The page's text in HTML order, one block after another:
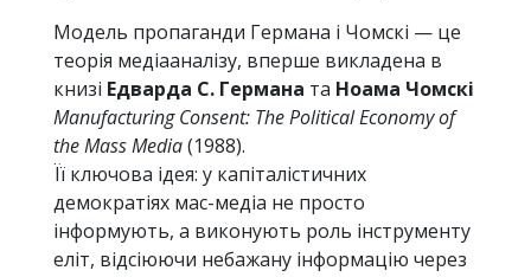
Модель пропаганди Германа і Чомскі — це
теорія медіааналізу, вперше викладена в
книзі Едварда С. Германа та Ноама Чомскі
Manufacturing Consent: The Political Economy of
the Mass Media(1988).
Її ключова ідея: у капіталістичних
демократіях мас-медіа не просто
інформують, а виконують роль інструменту
еліт, відсіюючи небажану інформацію через